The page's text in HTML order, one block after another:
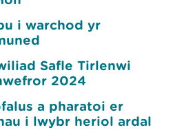
i warchod yr
Safle Tirlenwi
2024
a pharatoi er
i lwybr heriol ardal